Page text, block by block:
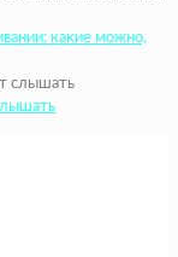
какие можно,